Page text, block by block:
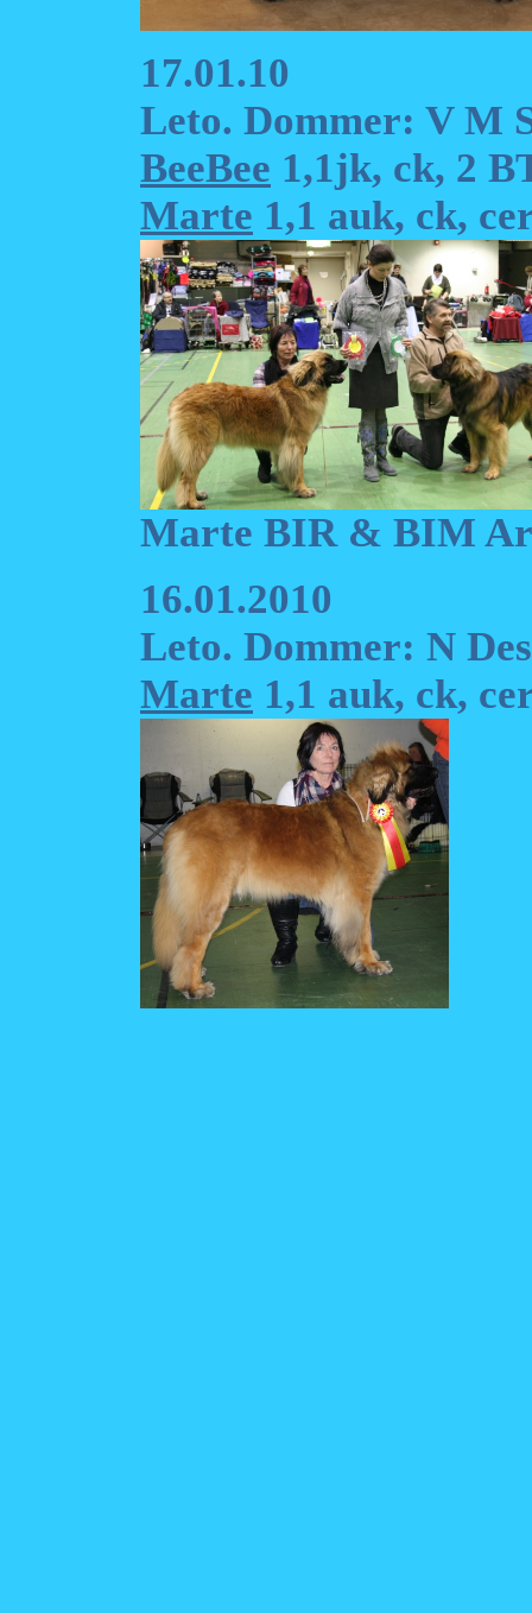
17.01.10
Leto. Dommer: V M
BeeBee 1,1jk, ck, 2
Marte 1,1 auk, ck,
Marte BIR & BIM
16.01.2010
Leto. Dommer: N
Marte 1,1 auk, ck,